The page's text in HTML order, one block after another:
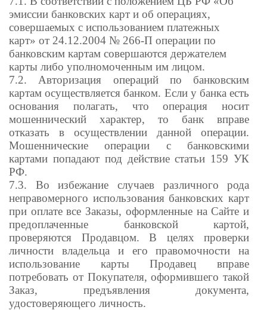
эмиссии банковских карт и об операциях,
совершаемых с использованием платежных
карт» от 24.12.2004 № 266-П операции по
банковским картам совершаются держателем
карты либо уполномоченным им лицом.
7.2. Авторизация операций по банковским
картам осуществляется банком. Если у банка есть
основания полагать, что операция носит
мошеннический характер, то банк вправе
отказать в осуществлении данной операции.
Мошеннические операции с банковскими
картами попадают под действие статьи 159 УК
РФ.
7.3. Во избежание случаев различного рода
неправомерного использования банковских карт
при оплате все Заказы, оформленные на Сайте и
предоплаченные банковской картой,
проверяются Продавцом. В целях проверки
личности владельца и его правомочности на
использование карты Продавец вправе
потребовать от Покупателя, оформившего такой
Заказ, предъявления документа,
удостоверяющего личность.